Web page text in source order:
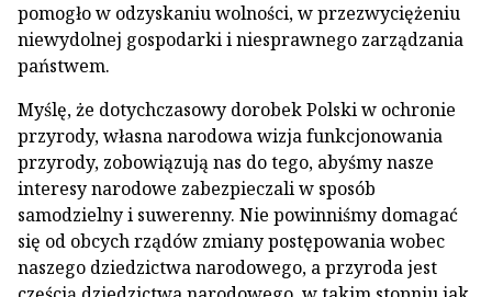
pomogło w odzyskaniu wolności, w przezwyciężeniu
niewydolnej gospodarki i niesprawnego zarządzania
państwem.
Myślę, że dotychczasowy dorobek Polski w ochronie
przyrody, własna narodowa wizja funkcjonowania
przyrody, zobowiązują nas do tego, abyśmy nasze
interesy narodowe zabezpieczali w sposób
samodzielny i suwerenny. Nie powinniśmy domagać
się od obcych rządów zmiany postępowania wobec
naszego dziedzictwa narodowego, a przyroda jest